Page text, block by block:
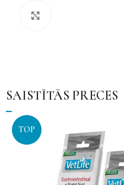
SAISTĪTĀS PRECES
TOP